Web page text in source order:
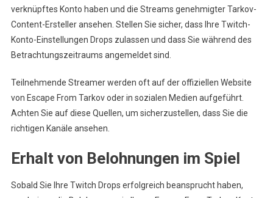
verknüpftes Konto haben und die Streams genehmigter Tarkov-
Content-Ersteller ansehen. Stellen Sie sicher, dass Ihre Twitch-
Konto-Einstellungen Drops zulassen und dass Sie während des
Betrachtungszeitraums angemeldet sind.
Teilnehmende Streamer werden oft auf der offiziellen Website
von Escape From Tarkov oder in sozialen Medien aufgeführt.
Achten Sie auf diese Quellen, um sicherzustellen, dass Sie die
richtigen Kanäle ansehen.
Erhalt von Belohnungen im Spiel
Sobald Sie Ihre Twitch Drops erfolgreich beansprucht haben,